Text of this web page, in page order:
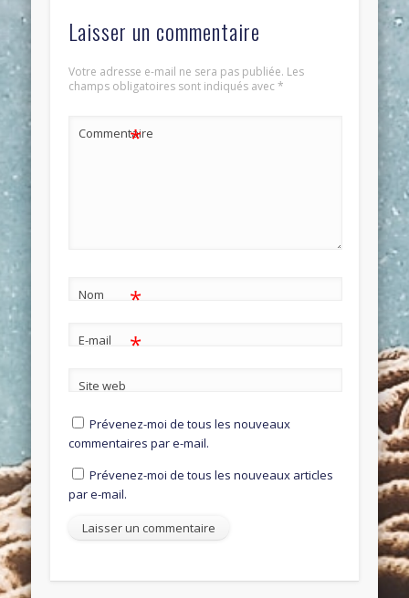
Laisser un commentaire
Votre adresse e-mail ne sera pas publiée. Les
champs obligatoires sont indiqués avec*
Commentaire
*
Nom *
E-mail *
Site web
Prévenez-moi de tous les nouveaux
commentaires par e-mail.
Prévenez-moi de tous les nouveaux articles
par e-mail.